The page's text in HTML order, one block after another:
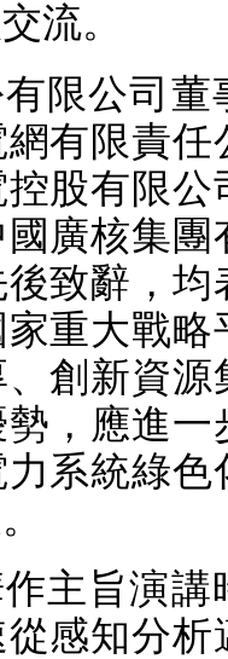
流。
限公司董
有限責任
股有限公
廣核集團
致辭，均
重大戰略
創新資源
，應進一
系統綠色
主旨演講
感知分析